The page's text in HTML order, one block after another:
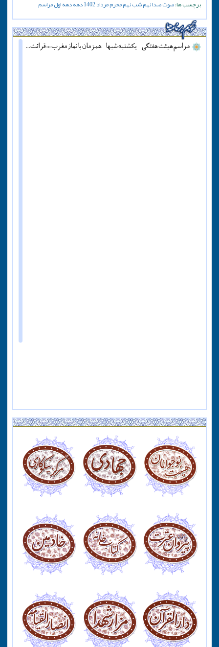
برچسب ها:صوتصدانهمشب نهممحرممرداد1402دههدهه اولمراسم
مراسم هیئت هفتگی - یکشنبه شبها - همزمان با نماز مغرب ::: قرائت دعای آل یاسین - پنج شنبه ها قبل از اذان مغرب ::: همه روزه نماز جماعت مغرب و عشاء برگزار میشود